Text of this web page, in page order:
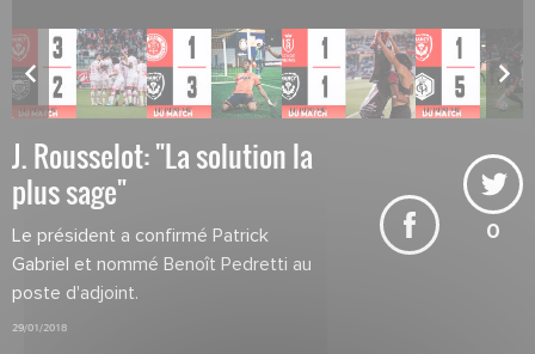
J. Rousselot: "La solution la
plus sage"
Le président a confirmé Patrick
Gabriel et nommé Benoît Pedretti au
poste d'adjoint.
29/01/2018
0